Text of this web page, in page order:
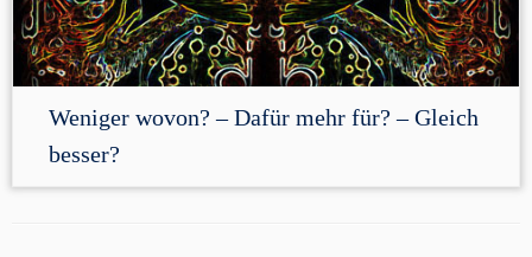
Weniger wovon? – Dafür mehr für? – Gleich
besser?